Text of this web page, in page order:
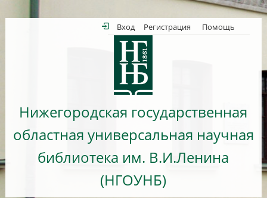
Вход Регистрация Помощь
Нижегородская государственная
областная универсальная научная
библиотека им. В.И.Ленина
(НГОУНБ)